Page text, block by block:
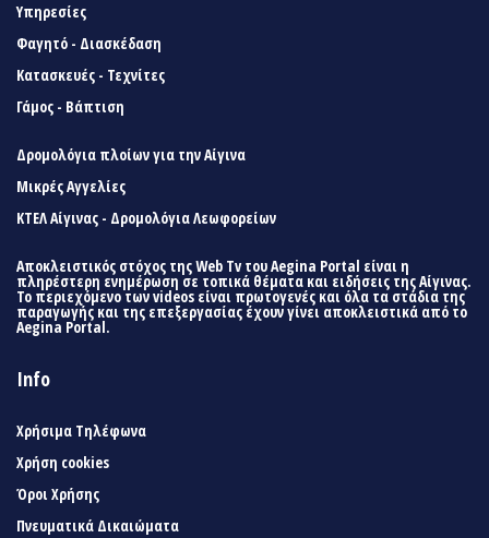
Υπηρεσίες
Φαγητό - Διασκέδαση
Κατασκευές - Τεχνίτες
Γάμος - Βάπτιση
Δρομολόγια πλοίων για την Αίγινα
Μικρές Αγγελίες
ΚΤΕΛ Αίγινας - Δρομολόγια Λεωφορείων
Αποκλειστικός στόχος της Web Tv του Aegina Portal είναι η
πληρέστερη ενημέρωση σε τοπικά θέματα και ειδήσεις της Αίγινας.
Το περιεχόμενο των videos είναι πρωτογενές και όλα τα στάδια της
παραγωγής και της επεξεργασίας έχουν γίνει αποκλειστικά από το
Aegina Portal.
Info
Χρήσιμα Τηλέφωνα
Χρήση cookies
Όροι Χρήσης
Πνευματικά Δικαιώματα